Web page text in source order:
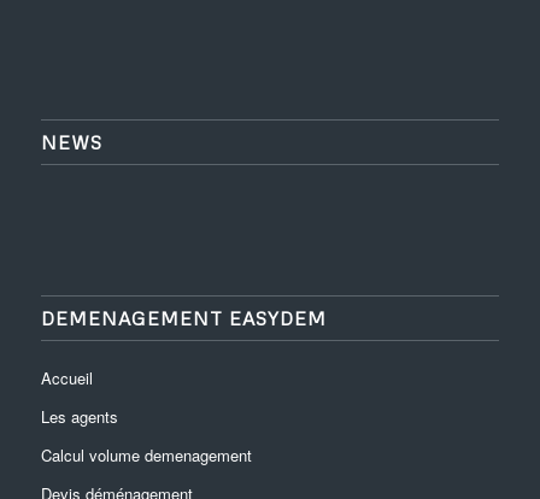
NEWS
DEMENAGEMENT EASYDEM
Accueil
Les agents
Calcul volume demenagement
Devis déménagement